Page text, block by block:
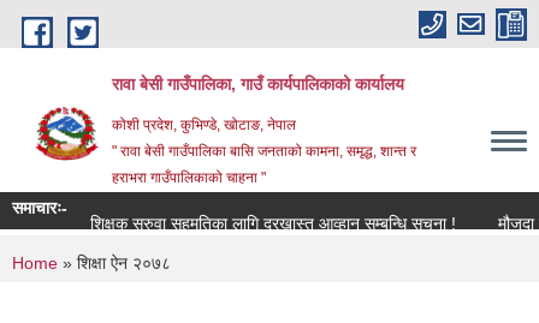
Skip to main content
रावा बेसी गाउँपालिका, गाउँ कार्यपालिकाको कार्यालय
कोशी प्रदेश, कुभिण्डे, खोटाङ, नेपाल
" रावा बेसी गाउँपालिका बासि जनताको कामना, समृद्ध, शान्त र
हराभरा गाउँपालिकाको चाहना "
समाचारः-
शिक्षक सरुवा सहमतिका लागि दरखास्त आव्हान सम्बन्धि सूचना !
मौजुदा
You are here
Home » शिक्षा ऐन २०७८